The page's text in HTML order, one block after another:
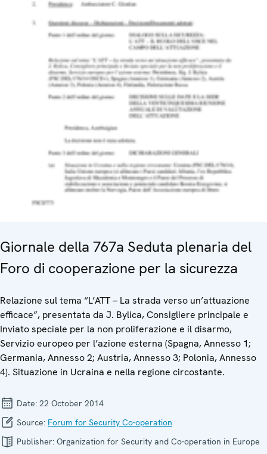
Giornale della 767a Seduta plenaria del
Foro di cooperazione per la sicurezza
Relazione sul tema “L’ATT – La strada verso un’attuazione
efficace”, presentata da J. Bylica, Consigliere principale e
Inviato speciale per la non proliferazione e il disarmo,
Servizio europeo per l’azione esterna (Spagna, Annesso 1;
Germania, Annesso 2; Austria, Annesso 3; Polonia, Annesso
4). Situazione in Ucraina e nella regione circostante.
Date: 22 October 2014
Source: Forum for Security Co-operation
Publisher: Organization for Security and Co-operation in Europe